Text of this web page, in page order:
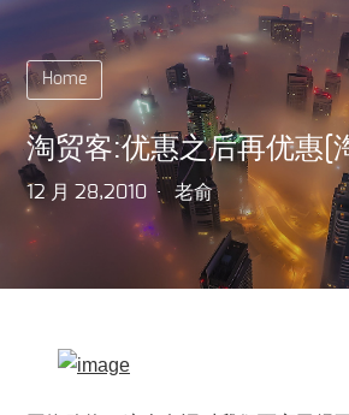
Home
淘贸客:优惠之后再优惠[
12 月 28,2010 老俞